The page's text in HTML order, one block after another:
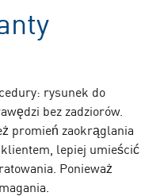
rysunek do
bez zadziorów.
promień zaokrąglania
lepiej umieścić
Ponieważ